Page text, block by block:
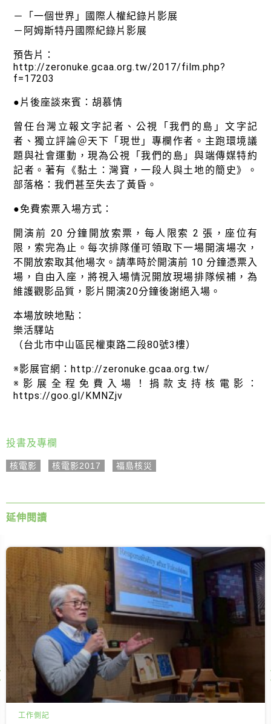
－「一個世界」國際人權紀錄片影展
－阿姆斯特丹國際紀錄片影展
預告片：
http://zeronuke.gcaa.org.tw/2017/film.php?
f=17203
●片後座談來賓：胡慕情
曾任台灣立報文字記者、公視「我們的島」文字記
者、獨立評論＠天下「現世」專欄作者。主跑環境議
題與社會運動，現為公視「我們的島」與端傳媒特約
記者。著有《黏土：灣寶，一段人與土地的簡史》。
部落格：我們甚至失去了黃昏。
●免費索票入場方式：
開演前 20 分鐘開放索票，每人限索 2 張，座位有
限，索完為止。每次排隊僅可領取下一場開演場次，
不開放索取其他場次。請準時於開演前 10 分鐘憑票入
場，自由入座，將視入場情況開放現場排隊候補，為
維護觀影品質，影片開演20分鐘後謝絕入場。
本場放映地點：
樂活驛站
（台北市中山區民權東路二段80號3樓）
※影展官網：http://zeronuke.gcaa.org.tw/
※影展全程免費入場！捐款支持核電影：
https://goo.gl/KMNZjv
投書及專欄
核電影 核電影2017 福島核災
延伸閱讀
工作側記
Next